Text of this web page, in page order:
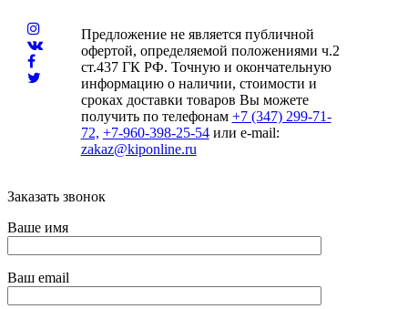
Предложение не является публичной
офертой, определяемой положениями ч.2
ст.437 ГК РФ. Точную и окончательную
информацию о наличии, стоимости и
сроках доставки товаров Вы можете
получить по телефонам +7 (347) 299-71-
72, +7-960-398-25-54или e-mail:
zakaz@kiponline.ru
Заказать звонок
Ваше имя
Ваш email